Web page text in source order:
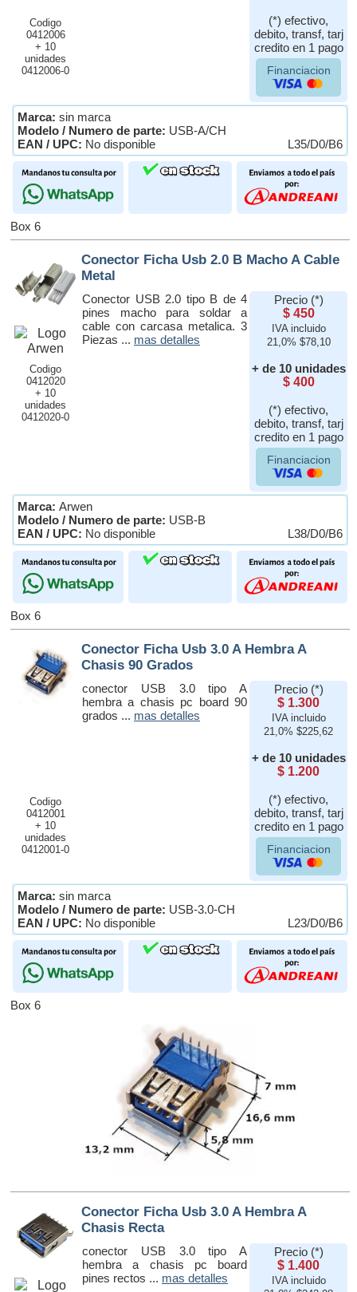
Codigo
0412006
+ 10
unidades
0412006-0
(*) efectivo,
debito, transf, tarj
credito en 1 pago
Financiacion
Marca: sin marca
Modelo / Numero de parte: USB-A/CH
EAN / UPC: No disponible L35/D0/B6
Box 6
Codigo
0412020
+ 10
unidades
0412020-0
Conector Ficha Usb 2.0 B Macho A Cable
Metal
Conector USB 2.0 tipo B de 4
pines macho para soldar a
cable con carcasa metalica. 3
Piezas ... mas detalles
Precio (*)
$ 450
IVA incluido
21,0% $78,10
+ de 10 unidades
$ 400
(*) efectivo,
debito, transf, tarj
credito en 1 pago
Financiacion
Marca: Arwen
Modelo / Numero de parte: USB-B
EAN / UPC: No disponible L38/D0/B6
Box 6
Codigo
0412001
+ 10
unidades
0412001-0
Conector Ficha Usb 3.0 A Hembra A
Chasis 90 Grados
conector USB 3.0 tipo A
hembra a chasis pc board 90
grados ... mas detalles
Precio (*)
$ 1.300
IVA incluido
21,0% $225,62
+ de 10 unidades
$ 1.200
(*) efectivo,
debito, transf, tarj
credito en 1 pago
Financiacion
Marca: sin marca
Modelo / Numero de parte: USB-3.0-CH
EAN / UPC: No disponible L23/D0/B6
Box 6
Conector Ficha Usb 3.0 A Hembra A
Chasis Recta
conector USB 3.0 tipo A
hembra a chasis pc board
pines rectos ... mas detalles
Precio (*)
$ 1.400
IVA incluido